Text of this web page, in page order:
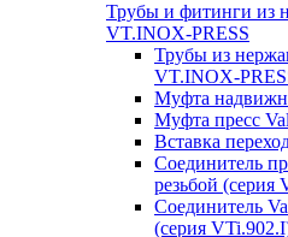
Трубы и фитинги из
VT.INOX-PRESS
Трубы из
VT.INOX-
Муфта
Муфта пресс
Вставка
Соединитель
резьбой (серия
Соединитель
(серия